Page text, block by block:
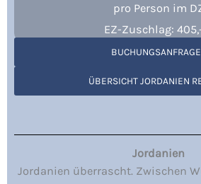
pro Person im
EZ-Zuschlag:
BUCHUNGSANFRAGE
ÜBERSICHT JORDANIEN
Jordanien
Jordanien überrascht. Zwischen